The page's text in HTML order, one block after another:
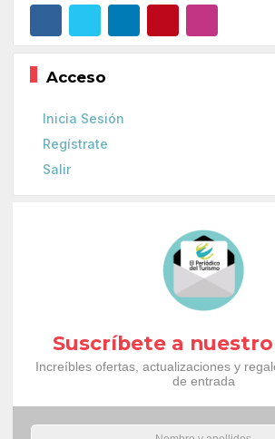
Acceso
Inicia Sesión
Regístrate
Salir
Suscríbete a
Increíbles ofertas, actualizaciones y
de entrada